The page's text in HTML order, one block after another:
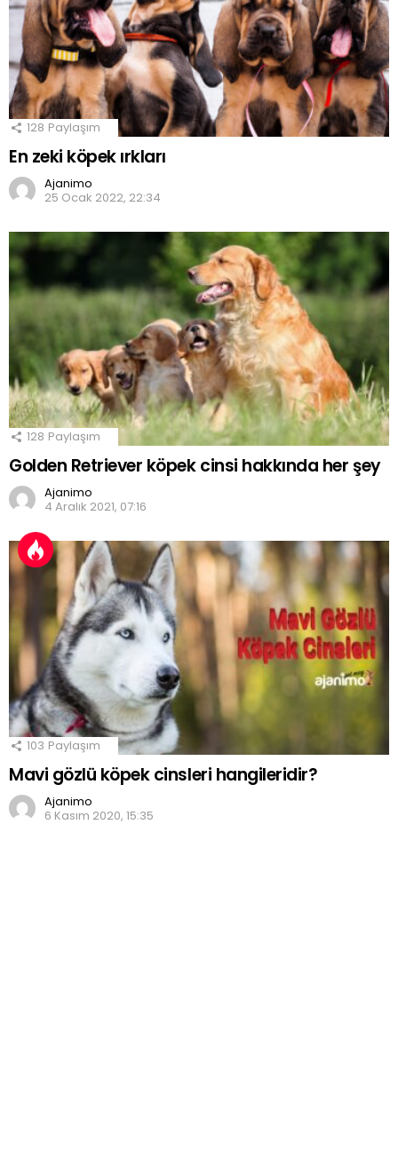
128 Paylaşım
En zeki köpek ırkları
Ajanimo
25 Ocak 2022, 22:34
128 Paylaşım
Golden Retriever köpek cinsi hakkında her şey
Ajanimo
4 Aralık 2021, 07:16
103 Paylaşım
Mavi gözlü köpek cinsleri hangileridir?
Ajanimo
6 Kasım 2020, 15:35